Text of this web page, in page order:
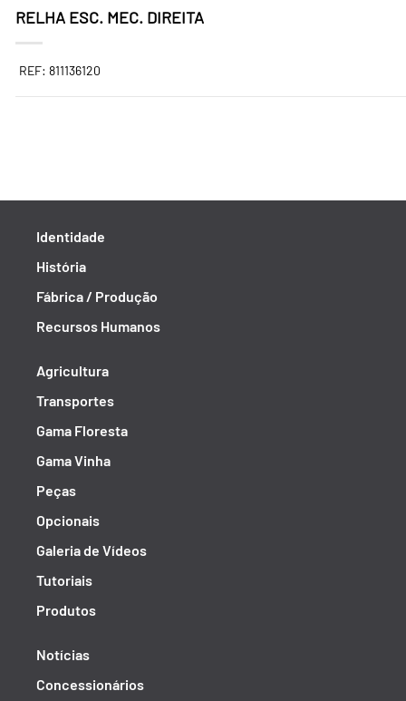
RELHA ESC. MEC. DIREITA
REF: 811136120
Identidade
História
Fábrica / Produção
Recursos Humanos
Agricultura
Transportes
Gama Floresta
Gama Vinha
Peças
Opcionais
Galeria de Vídeos
Tutoriais
Produtos
Notícias
Concessionários